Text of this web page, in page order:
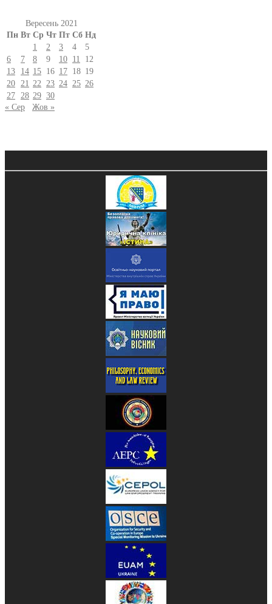
Вересень 2021
Пн Вт Ср Чт Пт Сб Нд
1
2 3 4
5
6
7 8 9 10 11
12
13
14 15 16 17 18 19
20
21 22 23 24 25 26
27
28 29 30
« Сер
Жов »